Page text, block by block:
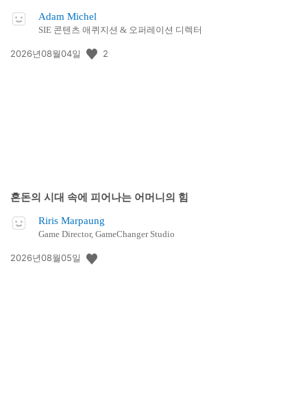
Adam Michel
SIE 콘텐츠 애퀴지션 & 오퍼레이션 디렉터
공
2026년08월04일 2
혼돈의 시대 속에 피어나는 어머니의 힘
Riris Marpaung
Game Director, GameChanger Studio
공
2026년08월05일